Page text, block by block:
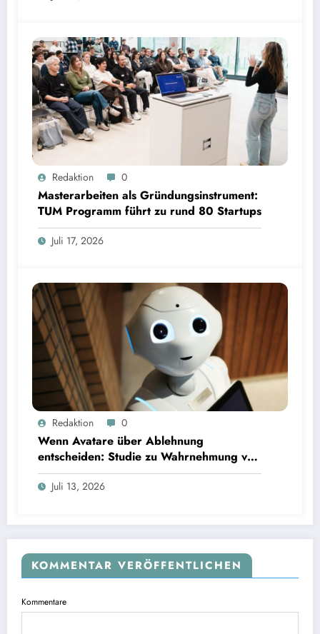
TUM
Redaktion 0
Masterarbeiten als Gründungsinstrument:
TUM Programm führt zu rund 80 Startups
Juli 17, 2026
InterviewsRedaktion 0
Wenn Avatare über Ablehnung
entscheiden: Studie zu Wahrnehmung von
Fairness bei KI-Interviews
Juli 13, 2026
KOMMENTAR VERÖFFENTLICHEN
Kommentare